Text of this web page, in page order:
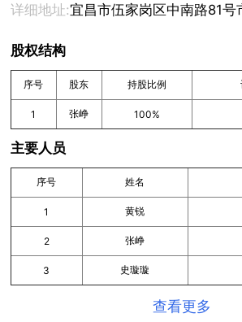
详细地址:宜昌市伍家岗区中南路81号
股权结构
序号 股东 持股比例
1 张峥 100%
主要人员
序号 姓名
1 黄锐
2 张峥
3 史璇璇
查看更多